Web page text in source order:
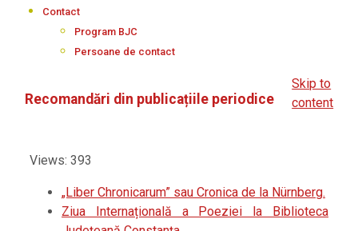
Contact
Program BJC
Persoane de contact
Recomandări din publicațiile periodice
Views: 393
„Liber Chronicarum” sau Cronica de la Nürnberg.
Ziua Internațională a Poeziei la Biblioteca
Skip to
content